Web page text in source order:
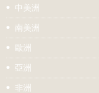
中美洲
南美洲
歐洲
亞洲
非洲